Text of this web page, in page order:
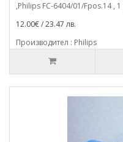
,Philips FC-6404/01/Fpos.14 ,
12.00€ / 23.47 лв.
Производител : Philips